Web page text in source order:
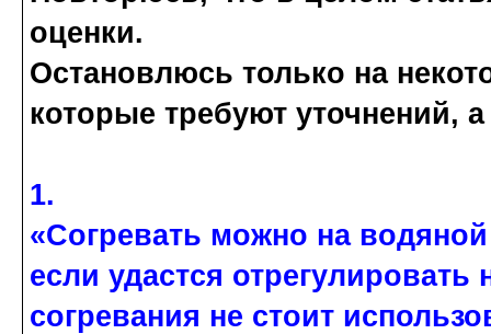
оценки.
Остановлюсь только на
которые требуют уточнений,
1.
«Согревать можно на
если удастся
согревания не стоит